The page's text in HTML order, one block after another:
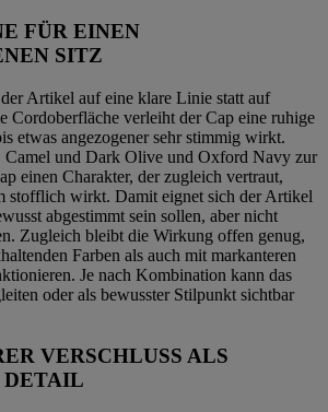
FÜR EINEN
SITZ
Artikel auf eine klare Linie statt auf
Cordoberfläche verleiht der Cap eine ruhige
etwas angezogener sehr stimmig wirkt.
Camel und Dark Olive und Oxford Navy zur
einen Charakter, der zugleich vertraut,
stofflich wirkt. Damit eignet sich der Artikel
abgestimmt sein sollen, aber nicht
Zugleich bleibt die Wirkung offen genug,
Farben als auch mit markanteren
Je nach Kombination kann das
oder als bewusster Stilpunkt sichtbar
VERSCHLUSS ALS
DETAIL